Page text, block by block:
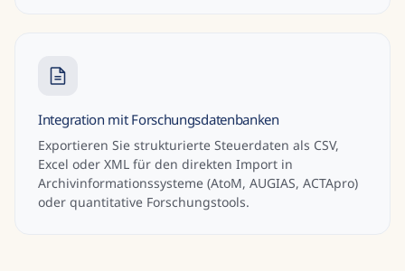
Integration mit Forschungsdatenbanken
Exportieren Sie strukturierte Steuerdaten als CSV,
Excel oder XML für den direkten Import in
Archivinformationssysteme (AtoM, AUGIAS, ACTApro)
oder quantitative Forschungstools.